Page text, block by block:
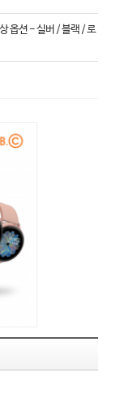
옵션 - 실버 / 블랙 / 로